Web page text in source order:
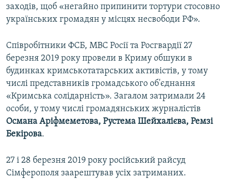
заходів, щоб «негайно припинити тортури стосовно
українських громадян у місцях несвободи РФ».
Співробітники ФСБ, МВС Росії та Росгвардії 27
березня 2019 року провели в Криму обшуки в
будинках кримськотатарських активістів, у тому
числі представників громадського об'єднання
«Кримська солідарність». Загалом затримали 24
особи, у тому числі громадянських журналістів
Османа Аріфмеметова, Рустема Шейхалієва, Ремзі
Бекірова.
27 і 28 березня 2019 року російський райсуд
Сімферополя заарештував усіх затриманих.